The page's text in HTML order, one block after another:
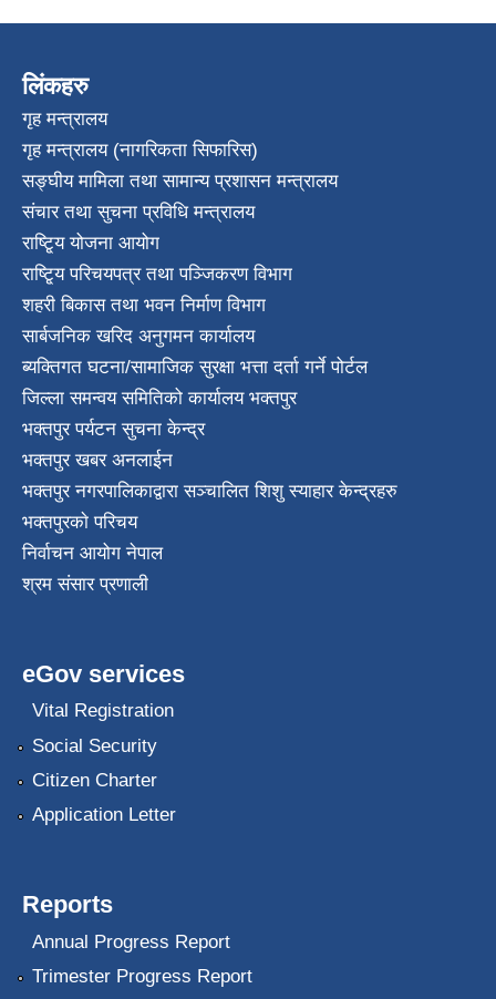
लिंकहरु
गृह मन्त्रालय
गृह मन्त्रालय (नागरिकता सिफारिस)
सङ्घीय मामिला तथा सामान्य प्रशासन मन्त्रालय
संचार तथा सुचना प्रविधि मन्त्रालय
राष्टि्ृय योजना आयोग
राष्टि्ृय परिचयपत्र तथा पञ्जिकरण विभाग
शहरी बिकास तथा भवन निर्माण विभाग
सार्बजनिक खरिद अनुगमन कार्यालय
ब्यक्तिगत घटना/सामाजिक सुरक्षा भत्ता दर्ता गर्ने पोर्टल
जिल्ला समन्वय समितिको कार्यालय भक्तपुर
भक्तपुर पर्यटन सुचना केन्द्र
भक्तपुर खबर अनलाईन
भक्तपुर नगरपालिकाद्वारा सञ्चालित शिशु स्याहार केन्द्रहरु
भक्तपुरकाे परिचय
निर्वाचन आयोग नेपाल
श्रम संसार प्रणाली
eGov services
Vital Registration
Social Security
Citizen Charter
Application Letter
Reports
Annual Progress Report
Trimester Progress Report